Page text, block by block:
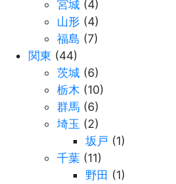
宮城 (4)
山形 (4)
福島 (7)
関東 (44)
茨城 (6)
栃木 (10)
群馬 (6)
埼玉 (2)
坂戸 (1)
千葉 (11)
野田 (1)